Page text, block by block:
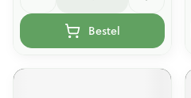
Bestel